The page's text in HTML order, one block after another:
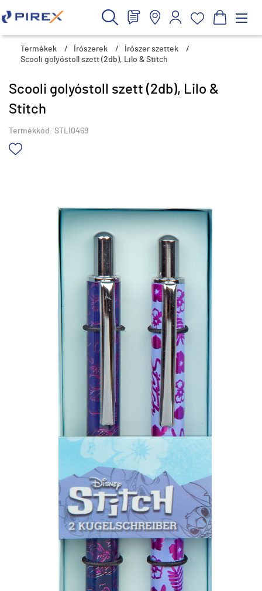
Termékek / Írószerek / Írószer szettek
/
Scooli golyóstoll szett (2db), Lilo & Stitch
Scooli golyóstoll szett (2db), Lilo &
Stitch
Termékkód: STLI0469